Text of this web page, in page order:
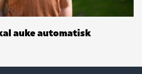
auke automatisk